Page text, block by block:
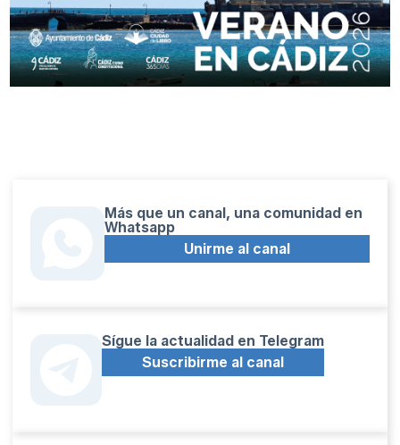
Más que un canal, una comunidad en
Whatsapp
Unirme al canal
Sígue la actualidad en Telegram
Suscribirme al canal